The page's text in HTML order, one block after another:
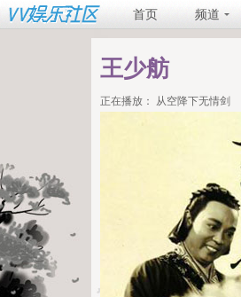
首页 频道
王少舫
正在播放： 从空降下无情剑